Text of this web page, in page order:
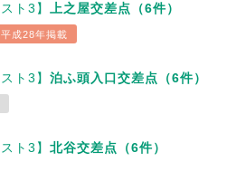
ト3】 上之屋交差点（6件）
平成28年掲載
ト3】 泊ふ頭入口交差点（6件）
ト3】 北谷交差点（6件）